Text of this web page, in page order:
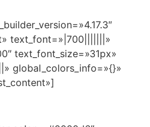
text_font=»|700|||||||»
text_font_size=»31px»
global_colors_info=»{}»